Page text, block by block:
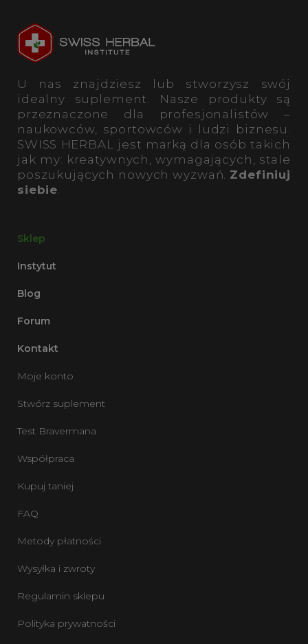
U nas znajdziesz lub stworzysz swój
idealny suplement. Nasze produkty są
przeznaczone dla profesjonalistów –
naukowców, sportowców i ludzi biznesu.
SWISS HERBAL jest marką dla osób takich
jak my: kreatywnych, wymagających, stale
poszukujących nowych wyzwań. Zdefiniuj
siebie.
Sklep
Instytut
Blog
Forum
Kontakt
Moje konto
Stwórz suplement
Test Bravermana
Współpraca
Kupuj taniej
FAQ
Metody płatności
Wysyłka i zwroty
Regulamin sklepu
Polityka prywatności